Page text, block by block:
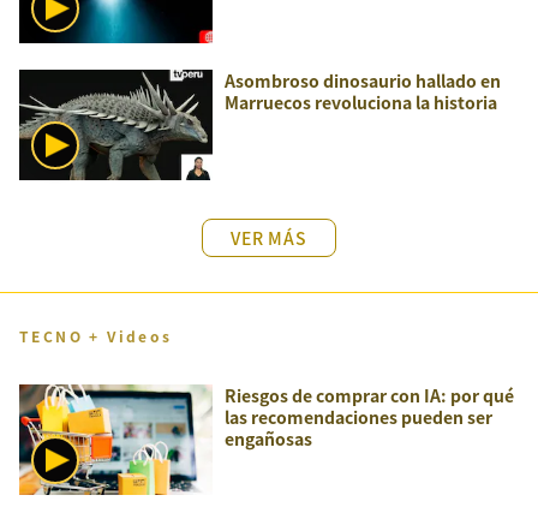
Asombroso dinosaurio hallado en
Marruecos revoluciona la historia
VER MÁS
TECNO + Videos
Riesgos de comprar con IA: por qué
las recomendaciones pueden ser
engañosas